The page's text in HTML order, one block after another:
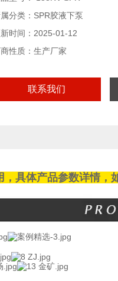
型液下渣浆泵的泵体，叶轮
安装方便，泵体用螺栓固定
采用双列圆锥滚子轴承，驱动
分类：SPR胶液下泵
时间：2025-01-12
性质：生产厂家
联系我们
具体产品参数详情，